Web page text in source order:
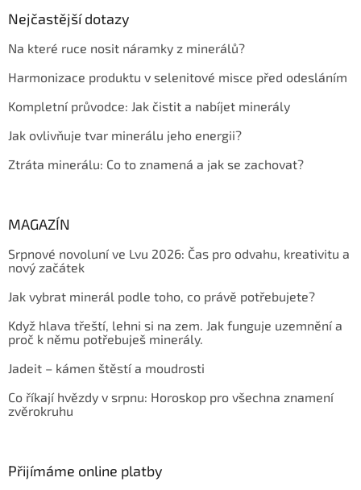
Nejčastější dotazy
Na které ruce nosit náramky z minerálů?
Harmonizace produktu v selenitové misce před odesláním
Kompletní průvodce: Jak čistit a nabíjet minerály
Jak ovlivňuje tvar minerálu jeho energii?
Ztráta minerálu: Co to znamená a jak se zachovat?
MAGAZÍN
Srpnové novoluní ve Lvu 2026: Čas pro odvahu, kreativitu a
nový začátek
Jak vybrat minerál podle toho, co právě potřebujete?
Když hlava třeští, lehni si na zem. Jak funguje uzemnění a
proč k němu potřebuješ minerály.
Jadeit – kámen štěstí a moudrosti
Co říkají hvězdy v srpnu: Horoskop pro všechna znamení
zvěrokruhu
Přijímáme online platby